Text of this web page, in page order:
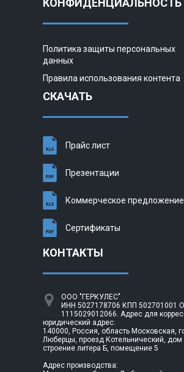
Политика защиты персональных
данных
Правила использования контента
СКАЧАТЬ
Прайс лист
Презентации
Коммерческое предложение
Сертификаты
КОНТАКТЫ
ООО "ГЕРКУЛЕС"
ИНН 5027178706 КПП 502701001
1115029012066. Адрес для
юридический адрес:
140000, Россия, область Московская,
Люберцы, проезд Котельнический, дом
строение литера Б, помещение 5
Адрес производства: